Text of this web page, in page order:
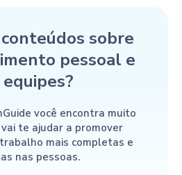
sobre
pessoal e
você encontra muito
te ajudar a promover
mais completas e
nas pessoas.